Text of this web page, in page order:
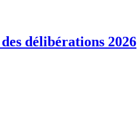
délibérations 2026